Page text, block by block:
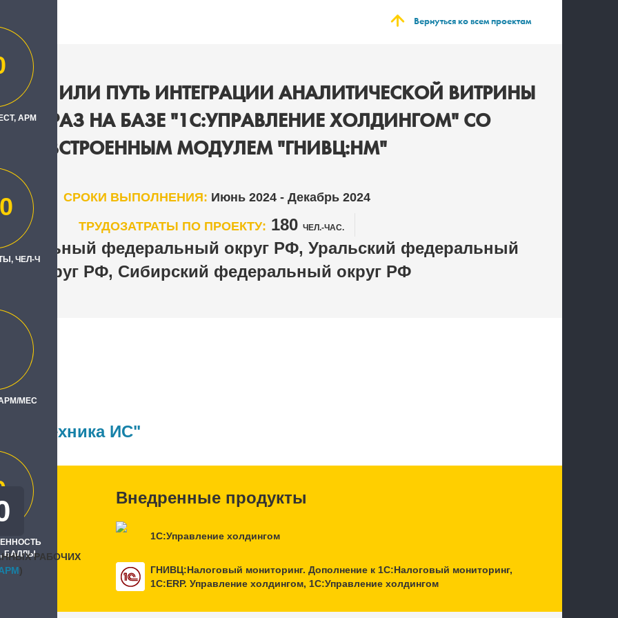
Вернуться ко всем проектам
ИЛИ ПУТЬ ИНТЕГРАЦИИ АНАЛИТИЧЕСКОЙ ВИТРИНЫ
ЕВРАЗ НА БАЗЕ "1С:УПРАВЛЕНИЕ ХОЛДИНГОМ" СО
ВСТРОЕННЫМ МОДУЛЕМ "ГНИВЦ:НМ"
СРОКИ ВЫПОЛНЕНИЯ: Июнь 2024 - Декабрь 2024
ТРУДОЗАТРАТЫ ПО ПРОЕКТУ: 180 ЧЕЛ.-ЧАС.
федеральный округ РФ, Уральский федеральный
округ РФ, Сибирский федеральный округ РФ
АРМ
ЧЕЛ-Ч
МЕС
БАЛЛЫ
ИС"
РАБОЧИХ
)
Внедренные продукты
1С:Управление холдингом
ГНИВЦ:Налоговый мониторинг. Дополнение к 1С:Налоговый мониторинг,
1С:ERP. Управление холдингом, 1С:Управление холдингом